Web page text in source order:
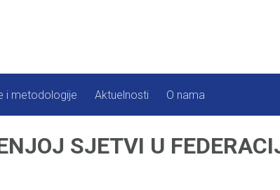
i metodologije Aktuelnosti O nama
SJETVI U